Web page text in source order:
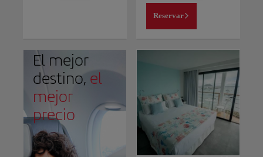
Reservar
El mejor
destino, el
mejor
precio